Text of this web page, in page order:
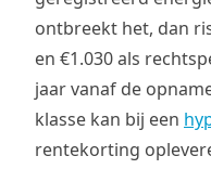
ontbreekt het, dan
en €1.030 als
jaar vanaf de
klasse kan bij een
rentekorting